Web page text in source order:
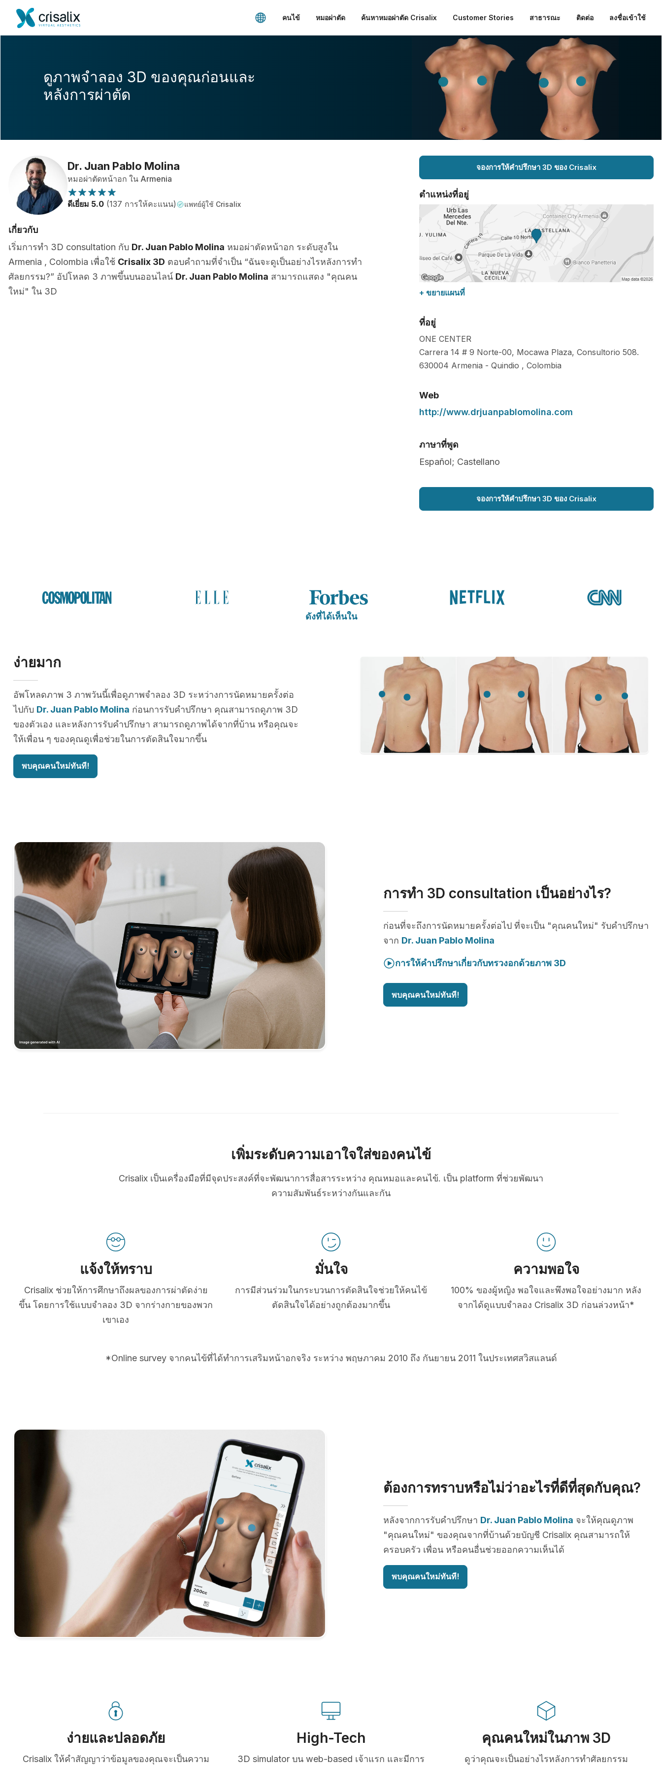
คนไข้ หมอผ่าตัด ค้นหาหมอผ่าตัด Crisalix Customer Stories สาธารณะ ติดต่อ ลงชื่อเข้าใช้
ดูภาพจำลอง 3D ของคุณก่อนและ
หลังการผ่าตัด
Dr. Juan Pablo Molina
หมอผ่าตัดหน้าอก ใน Armenia
ดีเยี่ยม 5.0 (137 การให้คะแนน) แพทย์ผู้ใช้ Crisalix
เกี่ยวกับ
เริ่มการทำ 3D consultation กับ Dr. Juan Pablo Molina หมอผ่าตัดหน้าอก ระดับสูงใน
Armenia , Colombia เพื่อใช้ Crisalix 3D ตอบคำถามที่จำเป็น “ฉันจะดูเป็นอย่างไรหลังการทำ
ศัลยกรรม?” อัปโหลด 3 ภาพขึ้นบนออนไลน์ Dr. Juan Pablo Molina สามารถแสดง "คุณคน
ใหม่" ใน 3D
จองการให้คำปรึกษา 3D ของ Crisalix
ตำแหน่งที่อยู่
+ ขยายแผนที่
ที่อยู่
ONE CENTER
Carrera 14 # 9 Norte-00, Mocawa Plaza, Consultorio 508.
630004 Armenia - Quindio , Colombia
Web
http://www.drjuanpablomolina.com
ภาษาที่พูด
Español; Castellano
จองการให้คำปรึกษา 3D ของ Crisalix
ดังที่ได้เห็นใน
ง่ายมาก
อัพโหลดภาพ 3 ภาพวันนี้เพื่อดูภาพจำลอง 3D ระหว่างการนัดหมายครั้งต่อ
ไปกับ Dr. Juan Pablo Molina ก่อนการรับคำปรึกษา คุณสามารถดูภาพ 3D
ของตัวเอง และหลังการรับคำปรึกษา สามารถดูภาพได้จากที่บ้าน หรือคุณจะ
ให้เพื่อน ๆ ของคุณดูเพื่อช่วยในการตัดสินใจมากขึ้น
พบคุณคนใหม่ทันที!
การทำ 3D consultation เป็นอย่างไร?
ก่อนที่จะถึงการนัดหมายครั้งต่อไป ที่จะเป็น "คุณคนใหม่" รับคำปรึกษา
จาก Dr. Juan Pablo Molina
การให้คำปรึกษาเกี่ยวกับทรวงอกด้วยภาพ 3D
พบคุณคนใหม่ทันที!
เพิ่มระดับความเอาใจใส่ของคนไข้
Crisalix เป็นเครื่องมือที่มีจุดประสงค์ที่จะพัฒนาการสื่อสารระหว่าง คุณหมอและคนไข้. เป็น platform ที่ช่วยพัฒนา
ความสัมพันธ์ระหว่างกันและกัน
แจ้งให้ทราบ
Crisalix ช่วยให้การศึกษาถึงผลของการผ่าตัดง่าย
ขึ้น โดยการใช้แบบจำลอง 3D จากร่างกายของพวก
เขาเอง
มั่นใจ
การมีส่วนร่วมในกระบวนการตัดสินใจช่วยให้คนไข้
ตัดสินใจได้อย่างถูกต้องมากขึ้น
ความพอใจ
100% ของผู้หญิง พอใจและพึงพอใจอย่างมาก หลัง
จากได้ดูแบบจำลอง Crisalix 3D ก่อนล่วงหน้า*
*Online survey จากคนไข้ที่ได้ทำการเสริมหน้าอกจริง ระหว่าง พฤษภาคม 2010 ถึง กันยายน 2011 ในประเทศสวิสแลนด์
ต้องการทราบหรือไม่ว่าอะไรที่ดีที่สุดกับคุณ?
หลังจากการรับคำปรึกษา Dr. Juan Pablo Molina จะให้คุณดูภาพ
"คุณคนใหม่" ของคุณจากที่บ้านด้วยบัญชี Crisalix คุณสามารถให้
ครอบครัว เพื่อน หรือคนอื่นช่วยออกความเห็นได้
พบคุณคนใหม่ทันที!
ง่ายและปลอดภัย
Crisalix ให้คำสัญญาว่าข้อมูลของคุณจะเป็นความ
High-Tech
3D simulator บน web-based เจ้าแรก และมีการ
คุณคนใหม่ในภาพ 3D
ดูว่าคุณจะเป็นอย่างไรหลังการทำศัลยกรรม